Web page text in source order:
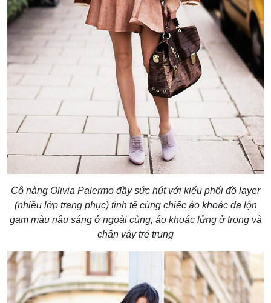
Cô nàng Olivia Palermo đầy sức hút với kiểu phối đồ layer
(nhiều lớp trang phục) tinh tế cùng chiếc áo khoác da lộn
gam màu nâu sáng ở ngoài cùng, áo khoác lửng ở trong và
chân váy trẻ trung